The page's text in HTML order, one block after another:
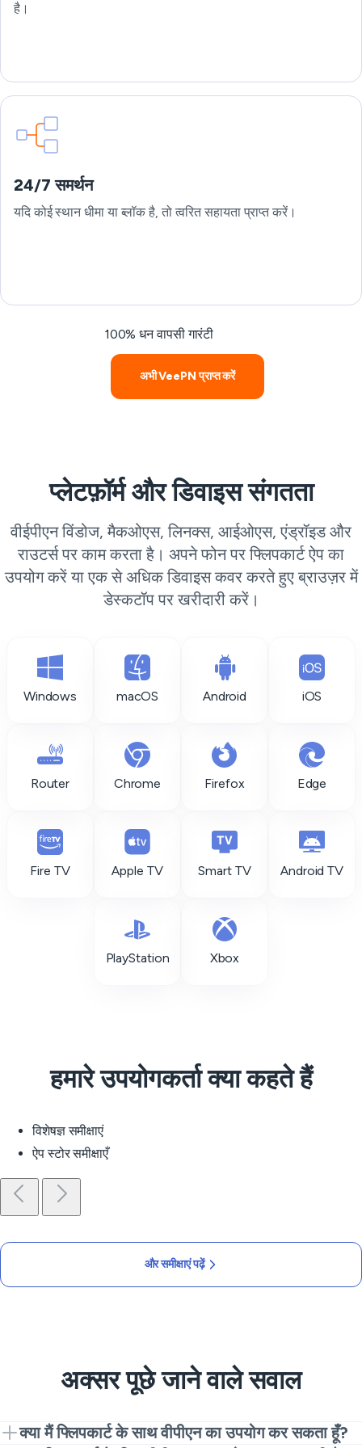
है।
24/7 समर्थन
यदि कोई स्थान धीमा या ब्लॉक है, तो त्वरित सहायता प्राप्त करें।
100% धन वापसी गारंटी
अभी VeePN प्राप्त करें
प्लेटफ़ॉर्म और डिवाइस संगतता
वीईपीएन विंडोज, मैकओएस, लिनक्स, आईओएस, एंड्रॉइड और
राउटर्स पर काम करता है। अपने फोन पर फ्लिपकार्ट ऐप का
उपयोग करें या एक से अधिक डिवाइस कवर करते हुए ब्राउज़र में
डेस्कटॉप पर खरीदारी करें।
Windows macOS Android iOS
Router Chrome Firefox Edge
Fire TV Apple TV Smart TV Android TV
PlayStation Xbox
हमारे उपयोगकर्ता क्या कहते हैं
विशेषज्ञ समीक्षाएं
ऐप स्टोर समीक्षाएँ
और समीक्षाएं पढ़ें
अक्सर पूछे जाने वाले सवाल
क्या मैं फ्लिपकार्ट के साथ वीपीएन का उपयोग कर सकता हूँ?